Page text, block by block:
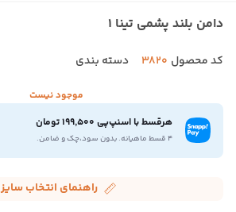
دامن بلند پشمی تینا 1
کد محصول 3820 دسته بندی
موجود نیست
هرقسط با اسنپ‌پی 199,500 تومان
۴ قسط ماهیانه. بدون سود،چک و ضامن.
راهنمای انتخاب سایز